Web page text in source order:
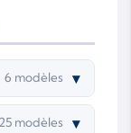
6 modèles ▾
25 modèles ▾